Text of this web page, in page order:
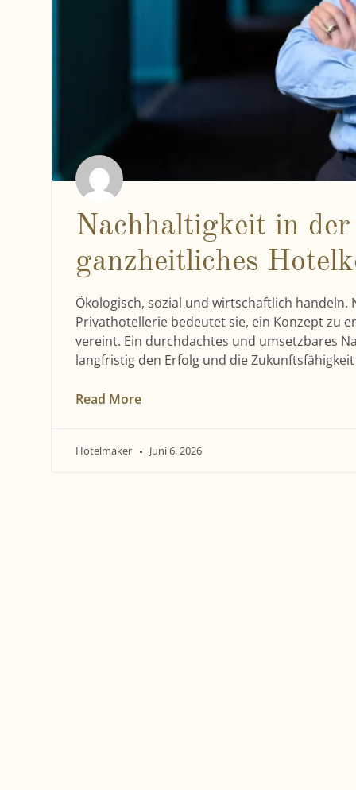
Nachhaltigkeit in
ganzheitliches
Ökologisch, sozial und wirtschaftlich
Privathotellerie bedeutet sie, ein Konzept zu
vereint. Ein durchdachtes und umsetzbares
langfristig den Erfolg und die
Read More
Hotelmaker Juni 6, 2026